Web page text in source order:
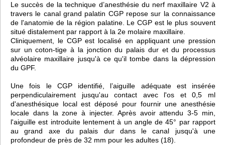
Le succès de la technique d’anesthésie du nerf maxillaire V2 à
travers le canal grand palatin CGP repose sur la connaissance
de l'anatomie de la région palatine. Le CGP est le plus souvent
situé distalement par rapport à la 2e molaire maxillaire.
Cliniquement, le CGP est localisé en appliquant une pression
sur un coton-tige à la jonction du palais dur et du processus
alvéolaire maxillaire jusqu'à ce qu'il tombe dans la dépression
du GPF.
Une fois le CGP identifié, l’aiguille adéquate est insérée
perpendiculairement jusqu'au contact avec l'os et 0,5 ml
d'anesthésique local est déposé pour fournir une anesthésie
locale dans la zone à injecter. Après avoir attendu 3-5 min,
l'aiguille est introduite lentement à un angle de 45° par rapport
au grand axe du palais dur dans le canal jusqu'à une
profondeur de près de 32 mm pour les adultes (18).